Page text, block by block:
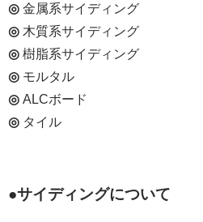
◎ 金属系サイディング
◎ 木質系サイディング
◎ 樹脂系サイディング
◎ モルタル
◎ ALCボード
◎ タイル
●サイディングについて